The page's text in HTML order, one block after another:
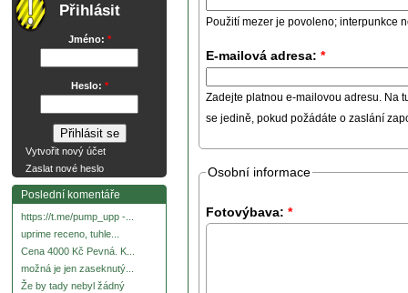
Přihlásit
Jméno: *
Heslo: *
Vytvořit nový účet
Zaslat nové heslo
Poslední komentáře
https://t.me/pump_upp -...
uprime receno, tuhle...
Cena 4000 Kč Pevná. K...
možná je jen zaseknutý...
Že by tady nebyl žádný
Použití mezer je povoleno; interpunkce
E-mailová adresa: *
Zadejte platnou e-mailovou adresu. Na
se jedině, pokud požádáte o zaslání
Osobní informace
Fotovýbava: *